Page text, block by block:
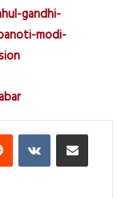
gandhi-
modi-
Reddit VKontakteShare via Email